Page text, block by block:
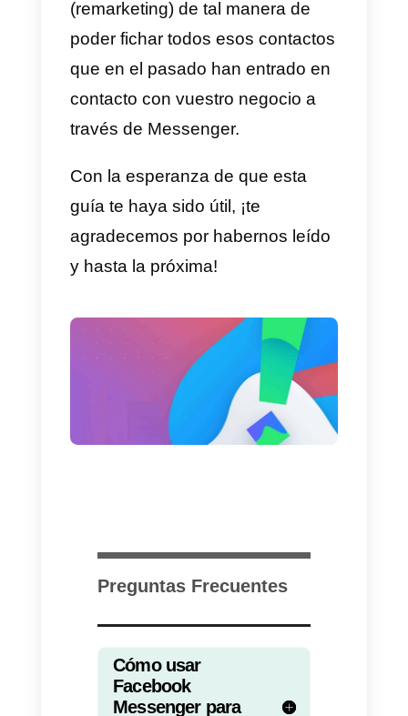
generación de contactos
automático representa el método
más informal para recolectar
información sobre los clientes.
Consejo: con base en diversos
estudios de sector, la opción que
en el tiempo parece rendir mejor
personalizado con la utilización
de los botones. Esta alternativa
resultado
mejor que la de
.A.Q. ya que parece que en
con un impacto negativo en la
experiencia del usuario.